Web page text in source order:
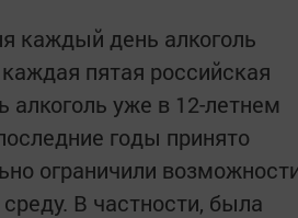
каждый день алкоголь
пятая российская
уже в 12-летнем
годы принято
ограничили
В частности, была